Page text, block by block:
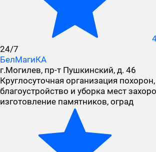
24/7
БелМагиКА
г.Могилев, пр-т Пушкинский, д. 46
Круглосуточная организация похорон,
благоустройство и уборка мест
изготовление памятников, оград